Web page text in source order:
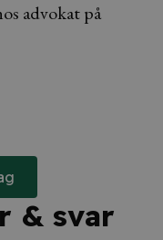
advokat på
& svar